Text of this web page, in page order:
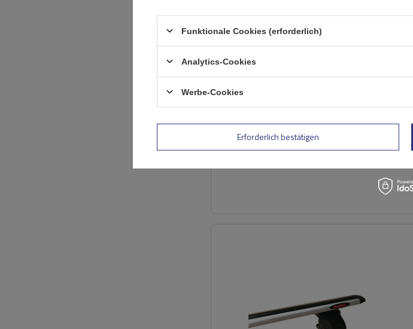
Funktionale Cookies (erforderlich)
Analytics-Cookies
Werbe-Cookies
Erforderlich bestätigen